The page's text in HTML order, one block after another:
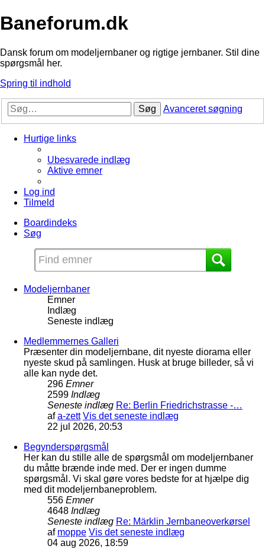
Baneforum.dk
Dansk forum om modeljernbaner og rigtige jernbaner. Stil dine
spørgsmål her.
Spring til indhold
Søg Avanceret søgning
Hurtige links
Ubesvarede indlæg
Aktive emner
Log ind
Tilmeld
Boardindeks
Søg
Modeljernbaner
Emner
Indlæg
Seneste indlæg
Medlemmernes Galleri
Præsenter din modeljernbane, dit nyeste diorama eller
nyeste skud på samlingen. Husk at bruge billeder, så vi
alle kan nyde det.
296 Emner
2599 Indlæg
Seneste indlæg Re: Berlin Friedrichstrasse -…
afa-zett Vis det seneste indlæg
22 jul 2026, 20:53
Begynderspørgsmål
Her kan du stille alle de spørgsmål om modeljernbaner
du måtte brænde inde med. Der er ingen dumme
spørgsmål. Vi skal gøre vores bedste for at hjælpe dig
med dit modeljernbaneproblem.
556 Emner
4648 Indlæg
Seneste indlæg Re: Märklin Jernbaneoverkørsel
af moppe Vis det seneste indlæg
04 aug 2026, 18:59